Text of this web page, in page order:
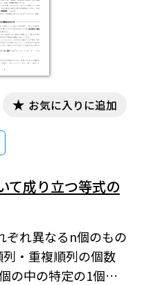
お気に入りに追加
て成り立つ等式の
ぞれ異なるn個のもの
・重複順列の個数
の中の特定の1個に